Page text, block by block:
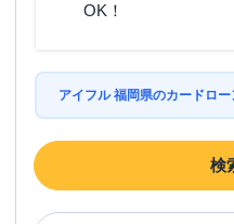
OK！
アイフル 福岡県のカードロ
検